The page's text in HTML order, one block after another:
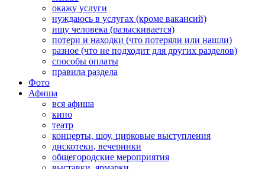
окажу услуги
нуждаюсь в услугах (кроме вакансий)
ищу человека (разыскивается)
потери и находки (что потеряли или нашли)
разное (что не подходит для других разделов)
способы оплаты
правила раздела
Фото
Афиша
вся афиша
кино
театр
концерты, шоу, цирковые выступления
дискотеки, вечеринки
общегородские мероприятия